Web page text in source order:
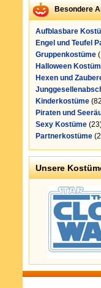
Besondere
Aufblasbare
Engel und Teufel
Gruppenkostüme
Halloween
Hexen und
Kinderkostüme
Piraten und
Sexy Kostüme
Partnerkostüme
Unsere